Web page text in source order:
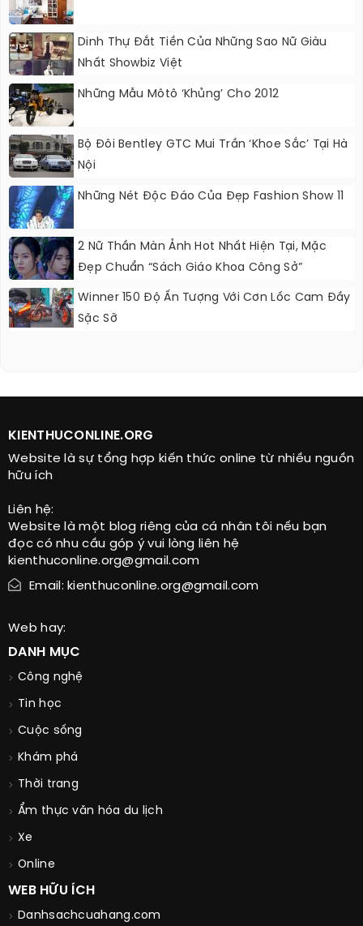
Dinh Thự Đắt Tiền Của Những Sao Nữ Giàu
Nhất Showbiz Việt
Những Mẫu Môtô ‘khủng’ Cho 2012
Bộ Đôi Bentley GTC Mui Trần ‘khoe Sắc’ Tại Hà
Nội
Những Nét Độc Đáo Của Đẹp Fashion Show 11
2 Nữ Thần Màn Ảnh Hot Nhất Hiện Tại, Mặc
Đẹp Chuẩn “sách Giáo Khoa Công Sở”
Winner 150 Độ Ấn Tượng Với Cơn Lốc Cam Đầy
Sặc Sỡ
KIENTHUCONLINE.ORG
Website là sự tổng hợp kiến thức online từ nhiều nguồn
hữu ích
Liên hệ:
Website là một blog riêng của cá nhân tôi nếu bạn
đọc có nhu cầu góp ý vui lòng liên hệ
kienthuconline.org@gmail.com
Email: kienthuconline.org@gmail.com
Web hay:
DANH MỤC
Công nghệ
Tin học
Cuộc sống
Khám phá
Thời trang
Ẩm thực văn hóa du lịch
Xe
Online
WEB HỮU ÍCH
Danhsachcuahang.com